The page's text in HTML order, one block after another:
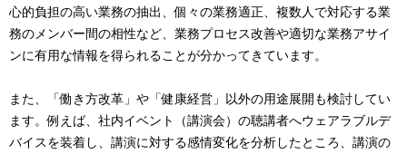
心的負担の高い業務の抽出、個々の業務適正、複数人で対応する業
務のメンバー間の相性など、業務プロセス改善や適切な業務アサイ
ンに有用な情報を得られることが分かってきています。
また、「働き方改革」や「健康経営」以外の用途展開も検討してい
ます。例えば、社内イベント（講演会）の聴講者へウェアラブルデ
バイスを装着し、講演に対する感情変化を分析したところ、講演の